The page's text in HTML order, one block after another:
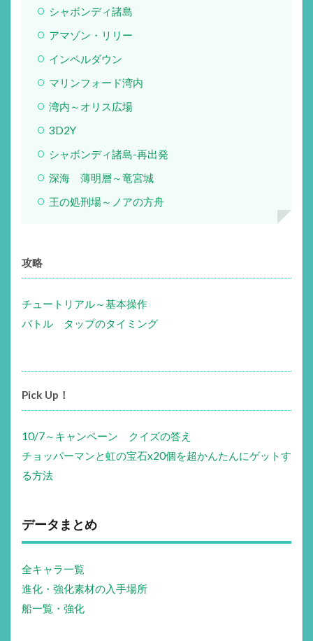
シャボンディ諸島
アマゾン・リリー
インペルダウン
マリンフォード湾内
湾内～オリス広場
3D2Y
シャボンディ諸島-再出発
深海 薄明層～竜宮城
王の処刑場～ノアの方舟
攻略
チュートリアル～基本操作
バトル タップのタイミング
Pick Up！
10/7～キャンペーン クイズの答え
チョッパーマンと虹の宝石x20個を超かんたんにゲットす
る方法
データまとめ
全キャラ一覧
進化・強化素材の入手場所
船一覧・強化